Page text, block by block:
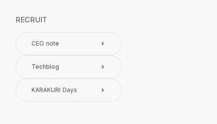
RECRUIT
CEO note keyboard_arrow_right
Techblog keyboard_arrow_right
KARAKURI Days keyboard_arrow_right